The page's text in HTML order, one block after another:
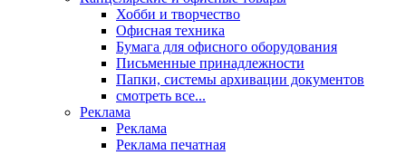
Хобби и творчество
Офисная техника
Бумага для офисного оборудования
Письменные принадлежности
Папки, системы архивации документов
смотреть все...
Реклама
Реклама
Реклама печатная